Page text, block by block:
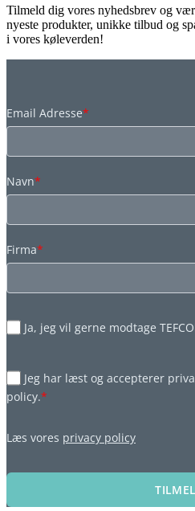
Tilmeld dig vores nyhedsbrev og
nyeste produkter, unikke tilbud og
i vores køleverden!
Email Adresse*
Navn*
Firma*
Ja, jeg vil gerne modtage
Jeg har læst og accepterer
policy.*
Læs vores privacy policy